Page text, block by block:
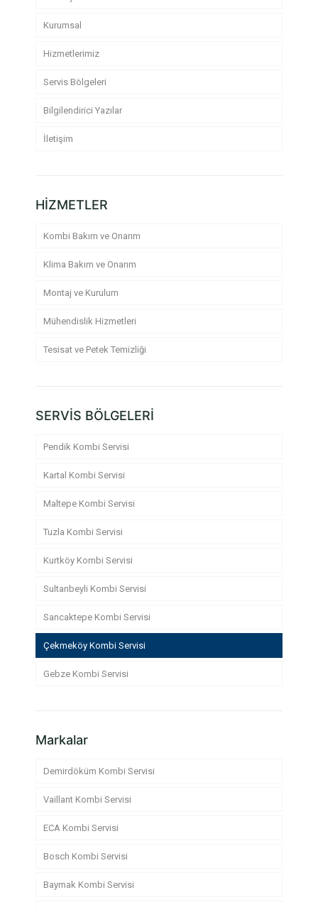
Kurumsal
Hizmetlerimiz
Servis Bölgeleri
Bilgilendirici Yazılar
İletişim
HİZMETLER
Kombi Bakım ve Onarım
Klima Bakım ve Onarım
Montaj ve Kurulum
Mühendislik Hizmetleri
Tesisat ve Petek Temizliği
SERVİS BÖLGELERİ
Pendik Kombi Servisi
Kartal Kombi Servisi
Maltepe Kombi Servisi
Tuzla Kombi Servisi
Kurtköy Kombi Servisi
Sultanbeyli Kombi Servisi
Sancaktepe Kombi Servisi
Çekmeköy Kombi Servisi
Gebze Kombi Servisi
Markalar
Demirdöküm Kombi Servisi
Vaillant Kombi Servisi
ECA Kombi Servisi
Bosch Kombi Servisi
Baymak Kombi Servisi